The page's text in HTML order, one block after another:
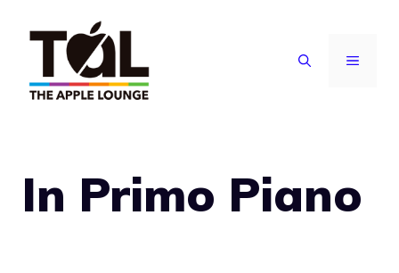
contenuto
MENU
In Primo Piano